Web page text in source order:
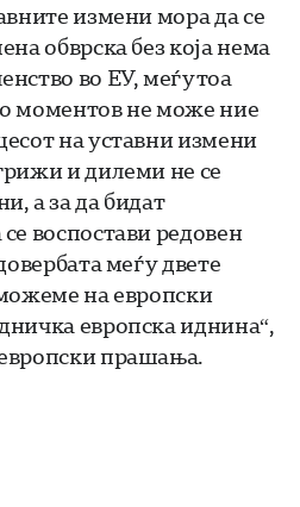
измени мора да се
обврска без која нема
во ЕУ, меѓутоа
моментов не може ние
на уставни измени
и дилеми не се
а за да бидат
воспостави редовен
меѓу двете
на европски
европска иднина“,
прашања.